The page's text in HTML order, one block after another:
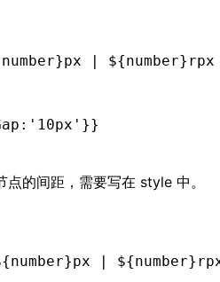
| ${number}rpx
: '10px' }}
点的间距，需要写在 style 中。
|